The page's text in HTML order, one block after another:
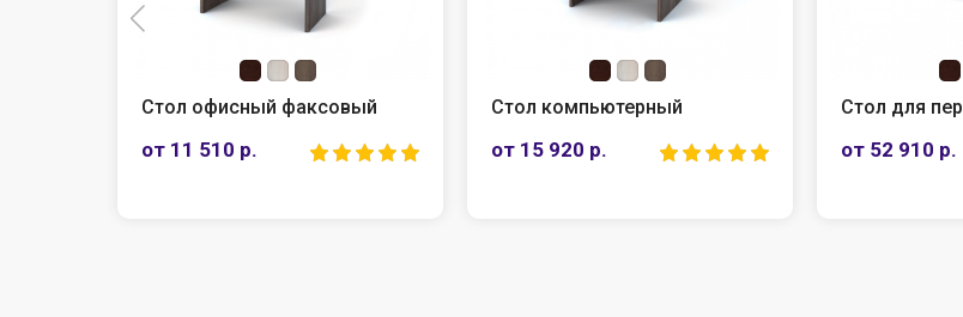
факсовый Стол компьютерный
от 15 920 р.
Стол для переговоров
от 52 910 р.